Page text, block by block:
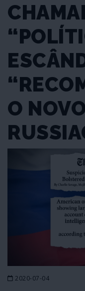
O
2020-07-04